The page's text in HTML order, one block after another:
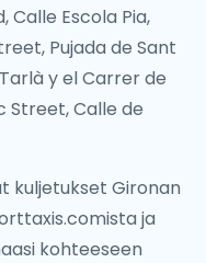
Calle Escola Pia,
Pujada de Sant
y el Carrer de
Street, Calle de
kuljetukset Gironan
ja
kohteeseen